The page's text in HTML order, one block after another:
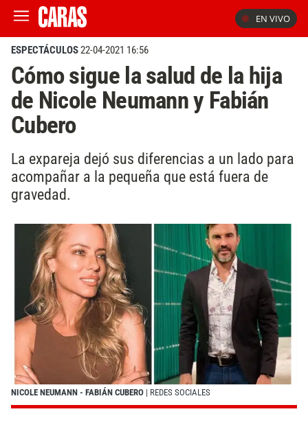
EN VIVO
ESPECTÁCULOS22-04-2021 16:56
Cómo sigue la salud de la hija
de Nicole Neumann y Fabián
Cubero
La expareja dejó sus diferencias a un lado para
acompañar a la pequeña que está fuera de
gravedad.
NICOLE NEUMANN - FABIÁN CUBERO | REDES SOCIALES